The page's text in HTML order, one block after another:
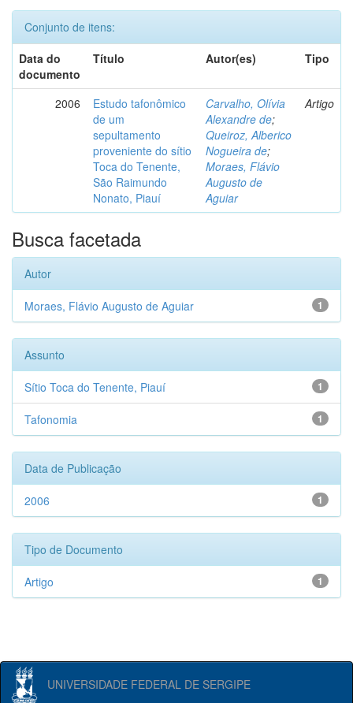
Conjunto de itens:
Data do
documento
Título Autor(es) Tipo
2006
Estudo tafonômico
de um
sepultamento
proveniente do sítio
Toca do Tenente,
São Raimundo
Nonato, Piauí
Carvalho, Olívia
Alexandre de;
Queiroz, Alberico
Nogueira de;
Moraes, Flávio
Augusto de
Aguiar
Artigo
Busca facetada
Autor
1
Moraes, Flávio Augusto de Aguiar
Assunto
1
Sítio Toca do Tenente, Piauí
1
Tafonomia
Data de Publicação
1
2006
Tipo de Documento
1
Artigo
UNIVERSIDADE FEDERAL DE SERGIPE